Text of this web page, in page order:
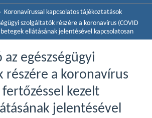
Koronavírussal kapcsolatos tájékoztatások
szolgáltatók részére a koronavírus (COVID
ellátásának jelentésével kapcsolatosan
az egészségügyi
részére a koronavírus
fertőzéssel kezelt
jelentésével